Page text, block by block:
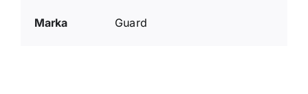
Marka Guard